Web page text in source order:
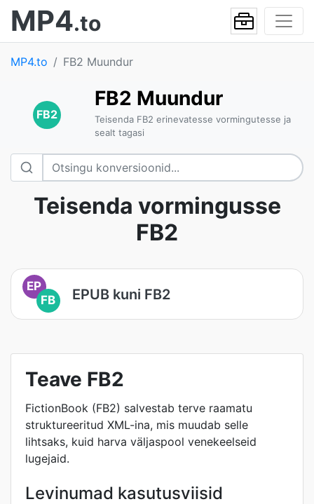
MP4.to
MP4.to FB2 Muundur
FB2
FB2 Muundur
Teisenda FB2 erinevatesse vormingutesse ja
sealt tagasi
Teisenda vormingusse
FB2
EP
FB
EPUB kuni FB2
Teave FB2
FictionBook (FB2) salvestab terve raamatu
struktureeritud XML-ina, mis muudab selle
lihtsaks, kuid harva väljaspool venekeelseid
lugejaid.
Levinumad kasutusviisid